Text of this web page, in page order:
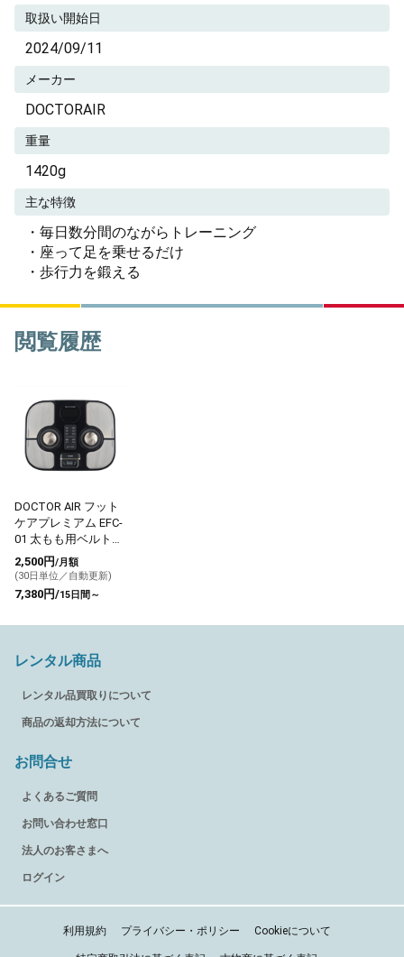
取扱い開始日
2024/09/11
メーカー
DOCTORAIR
重量
1420g
主な特徴
・毎日数分間のながらトレーニング
・座って足を乗せるだけ
・歩行力を鍛える
閲覧履歴
DOCTOR AIR フット
ケアプレミアム EFC-
01 太もも用ベルト付
き
2,500円/月額
(30日単位／自動更新)
7,380円/15日間～
レンタル商品
レンタル品買取りについて
商品の返却方法について
お問合せ
よくあるご質問
お問い合わせ窓口
法人のお客さまへ
ログイン
利用規約 プライバシー・ポリシー Cookieについて